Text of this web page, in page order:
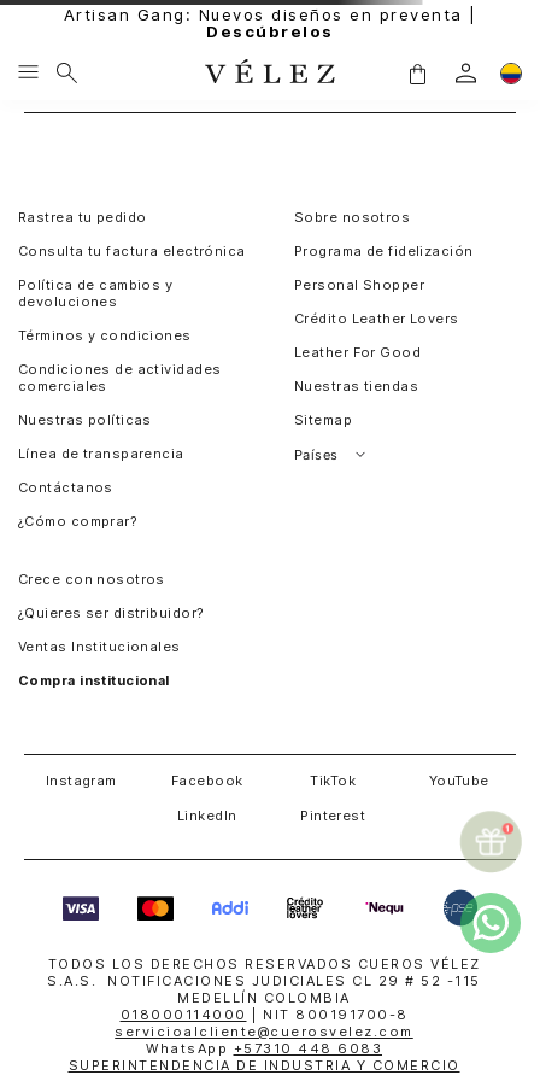
Artisan Gang: Nuevos diseños en preventa |
Descúbrelos
Rastrea tu pedido
Consulta tu factura electrónica
Política de cambios y
devoluciones
Términos y condiciones
Condiciones de actividades
comerciales
Nuestras políticas
Línea de transparencia
Contáctanos
¿Cómo comprar?
Sobre nosotros
Programa de fidelización
Personal Shopper
Crédito Leather Lovers
Leather For Good
Nuestras tiendas
Sitemap
Países
Crece con nosotros
¿Quieres ser distribuidor?
Ventas Institucionales
Compra institucional
Instagram Facebook TikTok YouTube
LinkedIn Pinterest
TODOS LOS DERECHOS RESERVADOS CUEROS VÉLEZ
S.A.S. NOTIFICACIONES JUDICIALES CL 29 # 52 -115
MEDELLÍN COLOMBIA
018000114000
| NIT 800191700-8
servicioalcliente@cuerosvelez.com
WhatsApp +57310 448 6083
SUPERINTENDENCIA DE INDUSTRIA Y COMERCIO